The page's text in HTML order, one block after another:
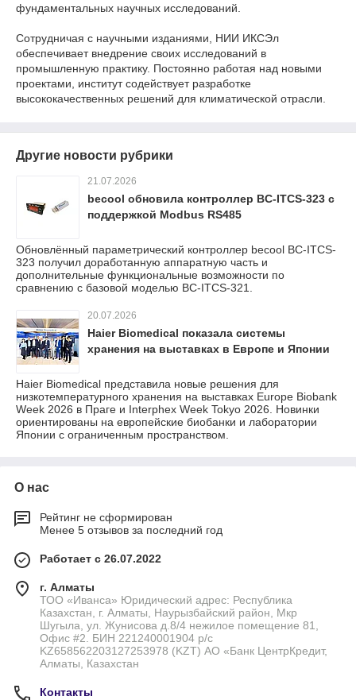
фундаментальных научных исследований.
Сотрудничая с научными изданиями, НИИ ИКСЭл
обеспечивает внедрение своих исследований в
промышленную практику. Постоянно работая над новыми
проектами, институт содействует разработке
высококачественных решений для климатической отрасли.
Другие новости рубрики
21.07.2026
becool обновила контроллер BC-ITCS-323 с
поддержкой Modbus RS485
Обновлённый параметрический контроллер becool BC-ITCS-
323 получил доработанную аппаратную часть и
дополнительные функциональные возможности по
сравнению с базовой моделью BC-ITCS-321.
20.07.2026
Haier Biomedical показала системы
хранения на выставках в Европе и Японии
Haier Biomedical представила новые решения для
низкотемпературного хранения на выставках Europe Biobank
Week 2026 в Праге и Interphex Week Tokyo 2026. Новинки
ориентированы на европейские биобанки и лаборатории
Японии с ограниченным пространством.
О нас
Рейтинг не сформирован
Менее 5 отзывов за последний год
Работает с 26.07.2022
г. Алматы
ТОО «Иванса» Юридический адрес: Республика
Казахстан, г. Алматы, Наурызбайский район, Мкр
Шугыла, ул. Жунисова д.8/4 нежилое помещение 81,
Офис #2. БИН 221240001904 р/с
KZ658562203127253978 (KZT) АО «Банк ЦентрКредит,
Алматы, Казахстан
Контакты